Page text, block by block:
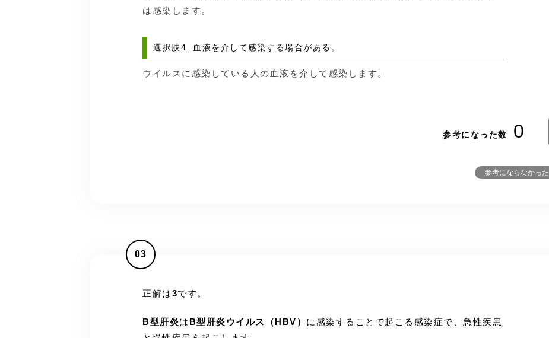
は感染します。
選択肢4. 血液を介して感染する場合がある。
ウイルスに感染している人の血液を介して感染します。
参考になった数 0
参考にならなかった
03
正解は3です。
B型肝炎は B型肝炎ウイルス（HBV） に感染することで起こる感染症で、急性疾患